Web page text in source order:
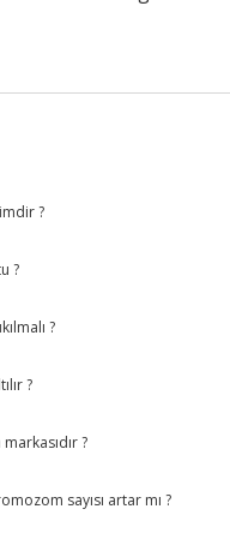
?
?
?
?
?
sayısı artar mı ?